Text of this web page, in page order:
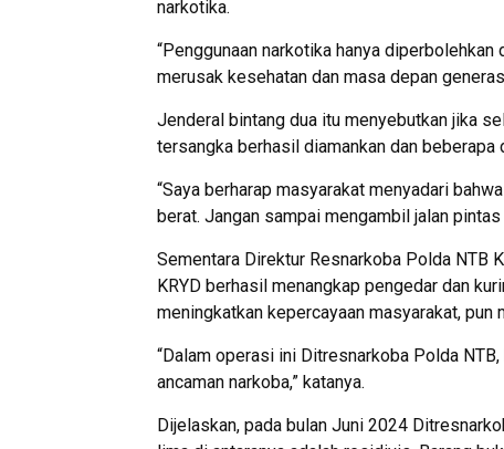
narkotika.
“Penggunaan narkotika hanya
merusak kesehatan dan masa depan
Jenderal bintang dua itu menyebutkan jika
tersangka berhasil diamankan dan beberapa
“Saya berharap masyarakat menyadari
berat. Jangan sampai mengambil jalan
Sementara Direktur Resnarkoba Polda NTB
KRYD berhasil menangkap pengedar dan
meningkatkan kepercayaan masyarakat,
“Dalam operasi ini Ditresnarkoba Polda
ancaman narkoba,” katanya.
Dijelaskan, pada bulan Juni 2024